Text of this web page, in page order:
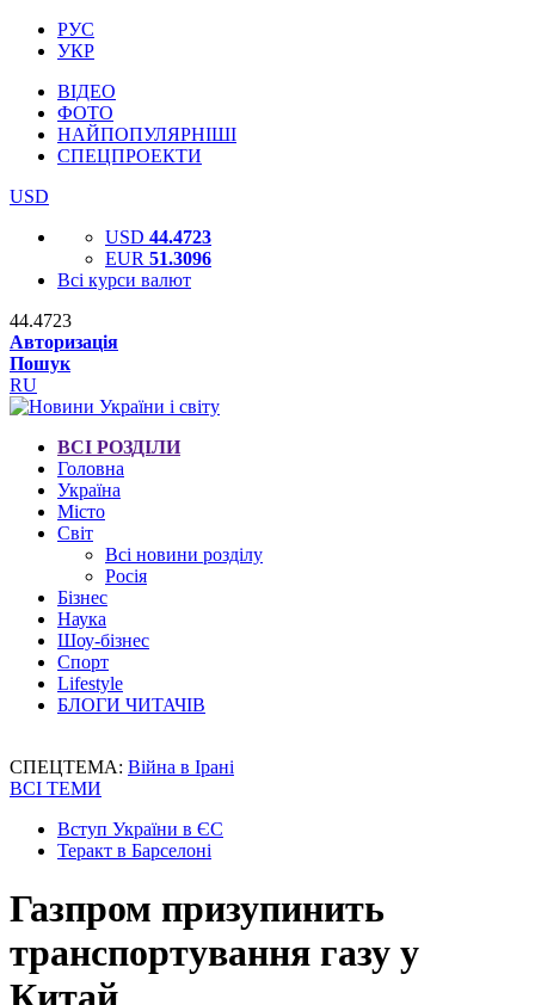
РУС
УКР
ВІДЕО
ФОТО
НАЙПОПУЛЯРНІШІ
СПЕЦПРОЕКТИ
USD
USD 44.4723
EUR 51.3096
Всі курси валют
44.4723
Авторизація
Пошук
RU
ВСІ РОЗДІЛИ
Головна
Україна
Місто
Світ
Всі новини розділу
Росія
Бізнес
Наука
Шоу-бізнес
Спорт
Lifestyle
БЛОГИ ЧИТАЧІВ
СПЕЦТЕМА: Війна в Ірані
ВСІ ТЕМИ
Вступ України в ЄС
Теракт в Барселоні
Газпром призупинить
транспортування газу у